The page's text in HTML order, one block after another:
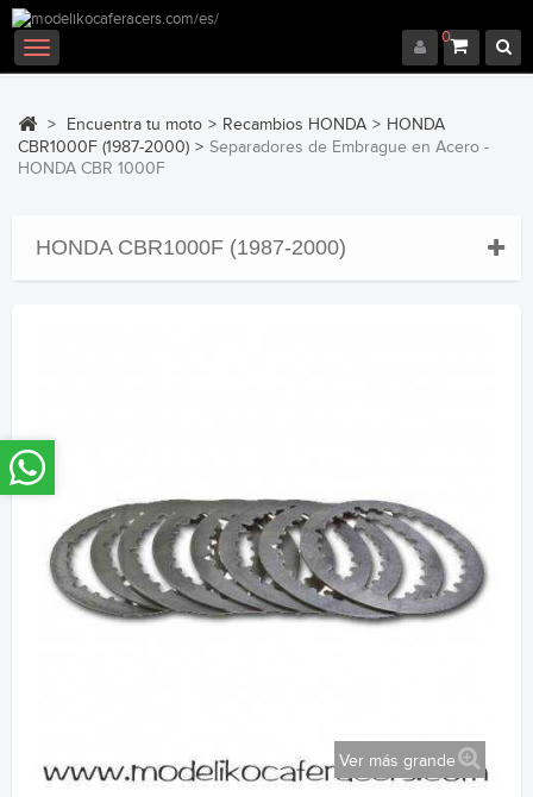
0
Navegación
Toggle
> Encuentra tu moto > Recambios HONDA > HONDA
CBR1000F (1987-2000) > Separadores de Embrague en Acero -
HONDA CBR 1000F
HONDA CBR1000F (1987-2000)
Ver más grande